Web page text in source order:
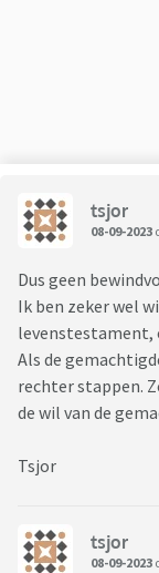
discussie met
lachje van haar
ZIET wat er
en zolang ik niet
met mij te praten.
Mijn man staat
mijn ouders dan
Herkent iemand
mee om? We
vaccineren en
over te hebben.
omzeilen...
tsjor
08-09-2023
Dus geen
Ik ben zeker wel
levenstestament,
Als de
rechter stappen.
de wil van de
Tsjor
tsjor
08-09-2023